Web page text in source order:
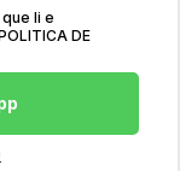
li e
DE